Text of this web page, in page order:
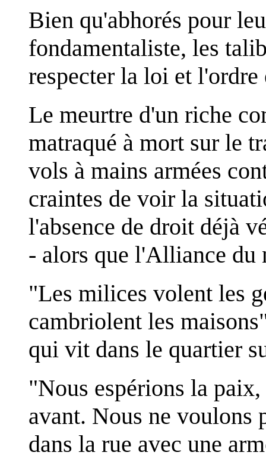
Bien qu'abhorés pour
fondamentaliste, les
respecter la loi et l'ordre
Le meurtre d'un riche
matraqué à mort sur le
vols à mains armées
craintes de voir la
l'absence de droit déjà
- alors que l'Alliance
"Les milices volent les
cambriolent les
qui vit dans le quartier
"Nous espérions la
avant. Nous ne voulons
dans la rue avec une